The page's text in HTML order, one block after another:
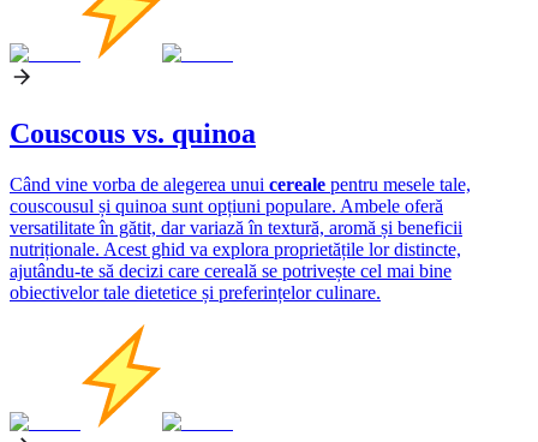
Couscous vs. quinoa
Când vine vorba de alegerea unui cereale pentru mesele tale,
couscousul și quinoa sunt opțiuni populare. Ambele oferă
versatilitate în gătit, dar variază în textură, aromă și beneficii
nutriționale. Acest ghid va explora proprietățile lor distincte,
ajutându-te să decizi care cereală se potrivește cel mai bine
obiectivelor tale dietetice și preferințelor culinare.